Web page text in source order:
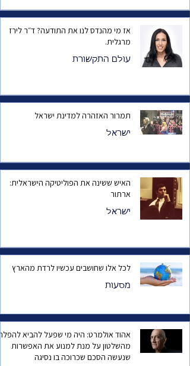
אז מי מהנדס לנו את התודעה? ד״ר לירז
מרגלית.
עולם התקשורת
תמרור האזהרה למדינת ישראל
ישראל
האיש ששינה את הפוליטיקה הישראלית:
ארתור
ישראל
לכל אלו שחושבים עכשיו לרדת מהארץ
מסעות
אהוד אולמרט: היה מי שפעל להביא
מהשלטון על מנת למנוע את האפשרות
שנעשה הסכם שכרוכה בו נסיגה